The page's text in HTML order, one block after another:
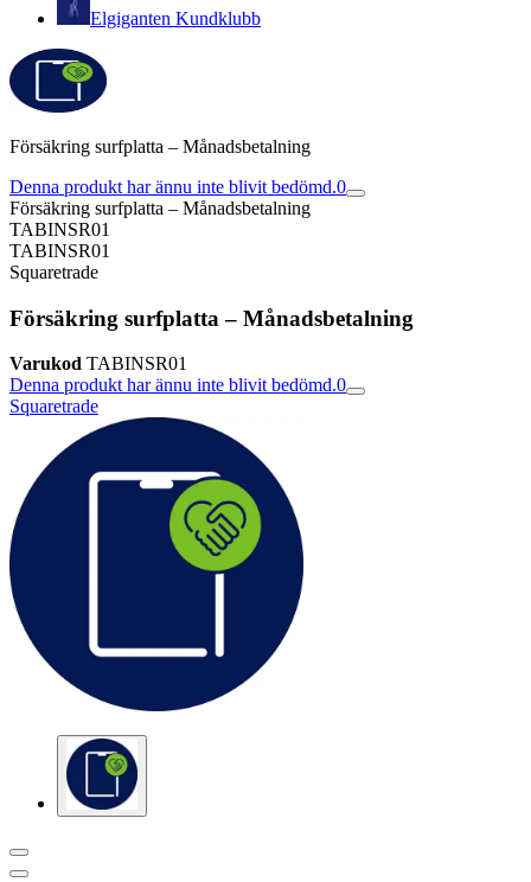
Elgiganten Kundklubb
Försäkring surfplatta – Månadsbetalning
Denna produkt har ännu inte blivit bedömd.0
Försäkring surfplatta – Månadsbetalning
TABINSR01
TABINSR01
Squaretrade
Försäkring surfplatta – Månadsbetalning
Varukod TABINSR01
Denna produkt har ännu inte blivit bedömd.0
Squaretrade